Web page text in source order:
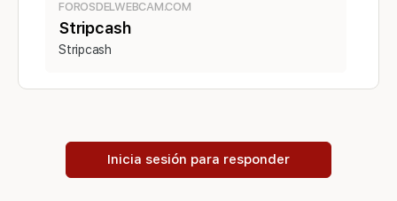
FOROSDELWEBCAM.COM
Stripcash
Stripcash
Inicia sesión para responder